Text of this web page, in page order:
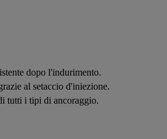
dopo l'indurimento.
al setaccio d'iniezione.
tutti i tipi di ancoraggio.